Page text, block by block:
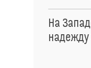
На
надежду